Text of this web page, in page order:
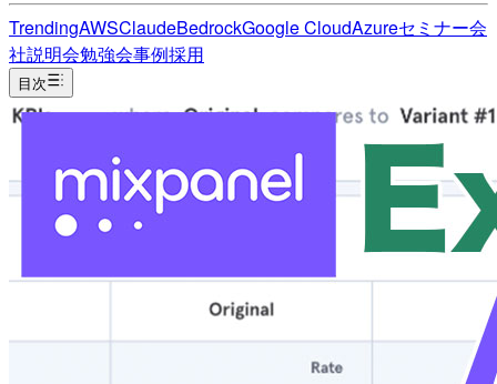
TrendingAWSClaudeBedrockGoogle CloudAzureセミナー会
社説明会勉強会事例採用
目次